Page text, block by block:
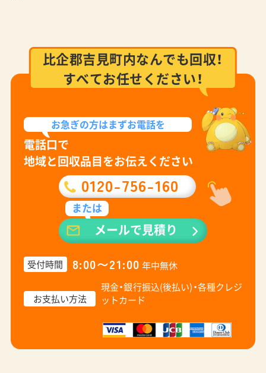
比企郡吉見町内なんでも回収！
すべてお任せください！
お急ぎの方はまずお電話を
電話口で
地域と回収品目をお伝えください
0120-756-160
または
メールで見積り
受付時間 8:00〜21:00 年中無休
お支払い方法
現金・銀行振込(後払い)・各種クレジ
ットカード